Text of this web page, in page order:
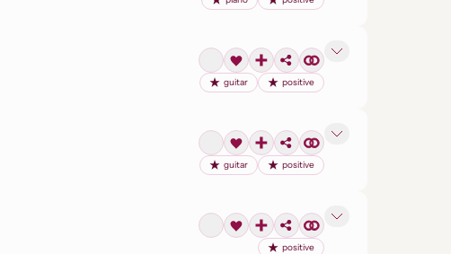
guitar positive
guitar positive
positive